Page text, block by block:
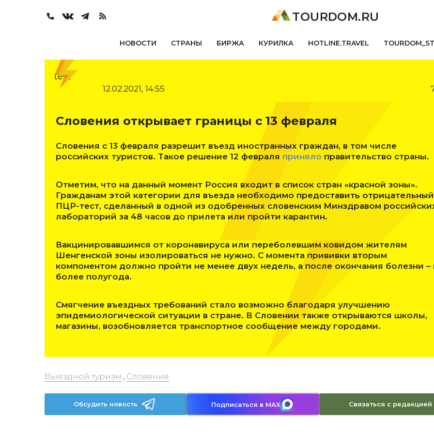
TOURDOM.RU
НОВОСТИ СТРАНЫ БИРЖА КУРИЛКА HOTLINE.TRAVEL
test
12.02.2021, 14:55
Словения открывает границы с 13 февраля
Словения с 13 февраля разрешит въезд иностранных граждан, в том числе
российских туристов. Такое решение 12 февраля приняло правительство страны.
Отметим, что на данный момент Россия входит в список стран «красной зоны».
Гражданам этой категории для въезда необходимо предоставить отрицательный
ПЦР-тест, сделанный в одной из одобренных словенским Минздравом
лабораторий за 48 часов до прилета или пройти карантин.
Вакцинировавшимся от коронавируса или переболевшим ковидом жителям
Шенгенской зоны изолироваться не нужно. С момента прививки вторым
компонентом должно пройти не менее двух недель, а после окончания болезни –
более полугода.
Смягчение въездных требований стало возможно благодаря улучшению
эпидемиологической ситуации в стране. В Словении также открываются школы,
магазины, возобновляется транспортное сообщение между городами.
Выездной туризм , Словения
Обсудить новость Подписаться в MAX Связаться с редакцией